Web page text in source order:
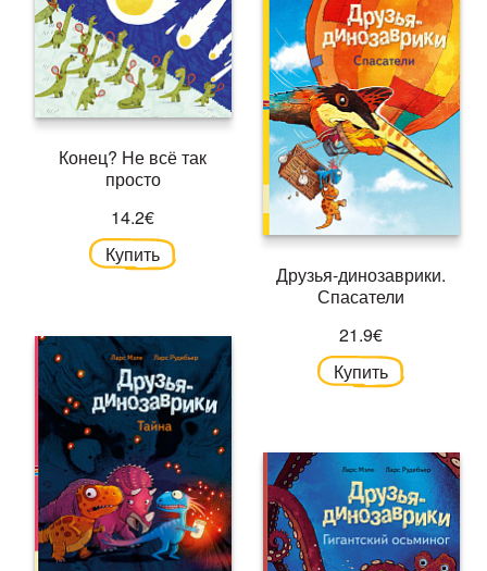
Конец? Не всё так
просто
14.2€
Купить
Друзья-динозаврики.
Спасатели
21.9€
Купить